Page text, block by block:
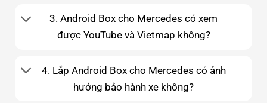
3. Android Box cho Mercedes có xem
được YouTube và Vietmap không?
4. Lắp Android Box cho Mercedes có ảnh
hưởng bảo hành xe không?